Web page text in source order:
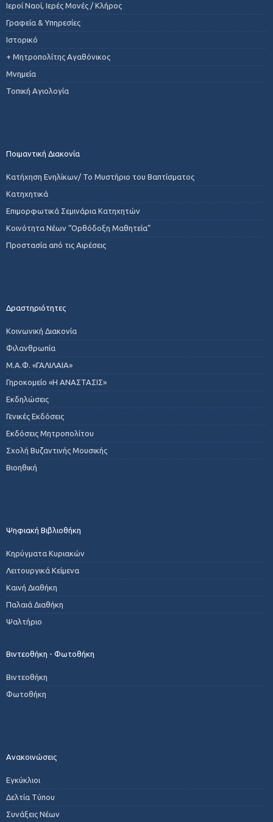
Ιεροί Ναοί, Ιερές Μονές / Κλήρος
Γραφεία & Υπηρεσίες
Ιστορικό
+ Μητροπολίτης Αγαθόνικος
Μνημεία
Τοπική Αγιολογία
Ποιμαντική Διακονία
Κατήχηση Ενηλίκων/ Το Μυστήριο του Βαπτίσματος
Κατηχητικά
Επιμορφωτικά Σεμινάρια Κατηχητών
Κοινότητα Νέων “Ορθόδοξη Μαθητεία”
Προστασία από τις Αιρέσεις
Δραστηριότητες
Κοινωνική Διακονία
Φιλανθρωπία
Μ.Α.Φ. «ΓΑΛΙΛΑΙΑ»
Γηροκομείο «Η ΑΝΑΣΤΑΣΙΣ»
Εκδηλώσεις
Γενικές Εκδόσεις
Εκδόσεις Μητροπολίτου
Σχολή Βυζαντινής Μουσικής
Βιοηθική
Ψηφιακή Βιβλιοθήκη
Κηρύγματα Κυριακών
Λειτουργικά Κείμενα
Καινή Διαθήκη
Παλαιά Διαθήκη
Ψαλτήριο
Βιντεοθήκη - Φωτοθήκη
Βιντεοθήκη
Φωτοθήκη
Ανακοινώσεις
Εγκύκλιοι
Δελτία Τύπου
Συνάξεις Νέων